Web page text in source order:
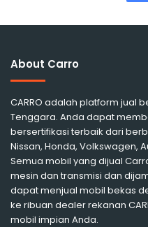
About Carro
CARRO adalah platform jual
Tenggara. Anda dapat
bersertifikasi terbaik dari
Nissan, Honda, Volkswagen,
Semua mobil yang dijual
mesin dan transmisi dan
dapat menjual mobil bekas
ke ribuan dealer rekanan
mobil impian Anda.